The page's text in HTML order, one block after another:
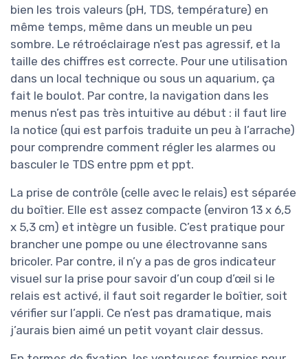
bien les trois valeurs (pH, TDS, température) en
même temps, même dans un meuble un peu
sombre. Le rétroéclairage n’est pas agressif, et la
taille des chiffres est correcte. Pour une utilisation
dans un local technique ou sous un aquarium, ça
fait le boulot. Par contre, la navigation dans les
menus n’est pas très intuitive au début : il faut lire
la notice (qui est parfois traduite un peu à l’arrache)
pour comprendre comment régler les alarmes ou
basculer le TDS entre ppm et ppt.
La prise de contrôle (celle avec le relais) est séparée
du boîtier. Elle est assez compacte (environ 13 x 6,5
x 5,3 cm) et intègre un fusible. C’est pratique pour
brancher une pompe ou une électrovanne sans
bricoler. Par contre, il n’y a pas de gros indicateur
visuel sur la prise pour savoir d’un coup d’œil si le
relais est activé, il faut soit regarder le boîtier, soit
vérifier sur l’appli. Ce n’est pas dramatique, mais
j’aurais bien aimé un petit voyant clair dessus.